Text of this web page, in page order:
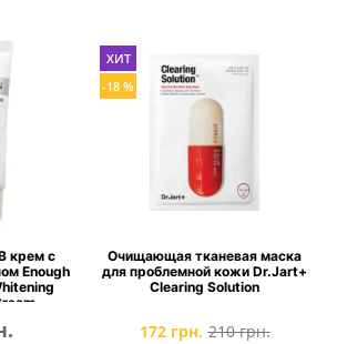
крем с
Enough
ХИТ
-18 %
Очищающая тканевая маска
для проблемной кожи Dr.Jart+
Clearing Solution
172 грн. 210 грн.